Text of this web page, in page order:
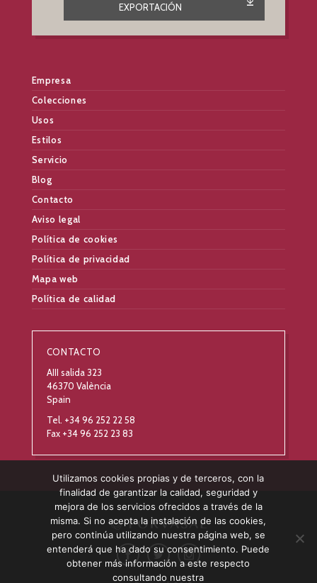
EXPORTACIÓN
Empresa
Colecciones
Usos
Estilos
Servicio
Blog
Contacto
Aviso legal
Política de cookies
Política de privacidad
Mapa web
Política de calidad
CONTACTO
AIII salida 323
46370 València
Spain
Tel. +34 96 252 22 58
Fax +34 96 252 23 83
Utilizamos cookies propias y de terceros, con la
finalidad de garantizar la calidad, seguridad y
mejora de los servicios ofrecidos a través de la
misma. Si no acepta la instalación de las cookies,
pero continúa utilizando nuestra página web, se
entenderá que ha dado su consentimiento. Puede
obtener más información a este respecto
consultando nuestra